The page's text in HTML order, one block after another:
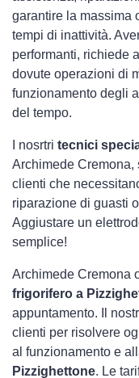
garantire la massima
tempi di inattività.
performanti, richiede
dovute operazioni di
funzionamento degli
del tempo.
I nosrtri tecnici
Archimede Cremona,
clienti che
riparazione di guasti
Aggiustare un
semplice!
Archimede Cremona
frigorifero a
appuntamento. Il
clienti per risolvere
al funzionamento e
Pizzighettone. Le